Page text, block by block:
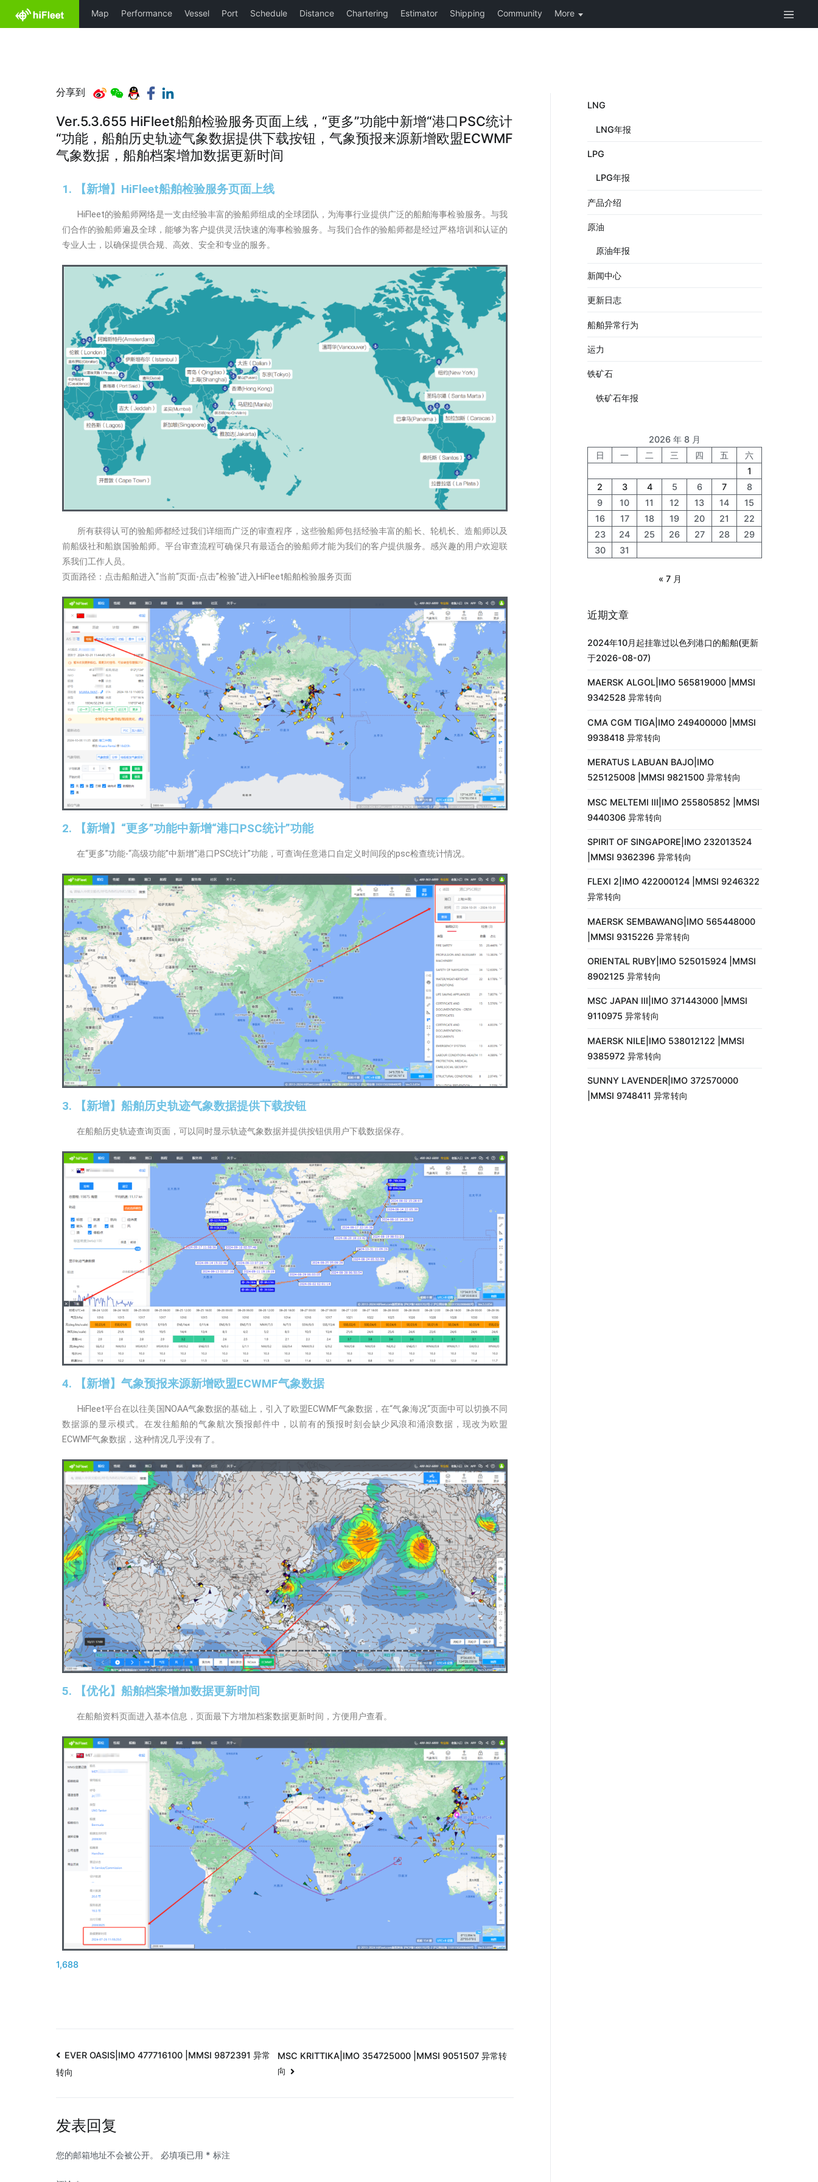
分享到
Ver.5.3.655 HiFleet船舶检验服务页面上线，“更多”功能中新增“港口PSC统计
“功能，船舶历史轨迹气象数据提供下载按钮，气象预报来源新增欧盟ECWMF
气象数据，船舶档案增加数据更新时间
1. 【新增】HiFleet船舶检验服务页面上线
HiFleet的验船师网络是一支由经验丰富的验船师组成的全球团队，为海事行业提供广泛的船舶海事检验服务。与我
们合作的验船师遍及全球，能够为客户提供灵活快速的海事检验服务。与我们合作的验船师都是经过严格培训和认证的
专业人士，以确保提供合规、高效、安全和专业的服务。
所有获得认可的验船师都经过我们详细而广泛的审查程序，这些验船师包括经验丰富的船长、轮机长、造船师以及
前船级社和船旗国验船师。平台审查流程可确保只有最适合的验船师才能为我们的客户提供服务。感兴趣的用户欢迎联
系我们工作人员。
页面路径：点击船舶进入“当前“页面-点击”检验“进入HiFleet船舶检验服务页面
2. 【新增】“更多”功能中新增“港口PSC统计”功能
在“更多”功能-“高级功能”中新增“港口PSC统计”功能，可查询任意港口自定义时间段的psc检查统计情况。
3. 【新增】船舶历史轨迹气象数据提供下载按钮
在船舶历史轨迹查询页面，可以同时显示轨迹气象数据并提供按钮供用户下载数据保存。
4. 【新增】气象预报来源新增欧盟ECWMF气象数据
HiFleet平台在以往美国NOAA气象数据的基础上，引入了欧盟ECWMF气象数据，在“气象海况“页面中可以切换不同
数据源的显示模式。在发往船舶的气象航次预报邮件中，以前有的预报时刻会缺少风浪和涌浪数据，现改为欧盟
ECWMF气象数据，这种情况几乎没有了。
5. 【优化】船舶档案增加数据更新时间
在船舶资料页面进入基本信息，页面最下方增加档案数据更新时间，方便用户查看。
1,688
EVER OASIS|IMO 477716100 |MMSI 9872391 异常
转向
MSC KRITTIKA|IMO 354725000 |MMSI 9051507 异常转
向
发表回复
您的邮箱地址不会被公开。 必填项已用 * 标注
LNG
LNG年报
LPG
LPG年报
产品介绍
原油
原油年报
新闻中心
更新日志
船舶异常行为
运力
铁矿石
铁矿石年报
2026 年 8 月
日
一 二 三 四 五
六
1
2
3 4 5 6 7
8
9
10 11 12 13 14
15
16
17 18 19 20 21
22
23
24 25 26 27 28
29
30
31
« 7 月
近期文章
2024年10月起挂靠过以色列港口的船舶(更新
于2026-08-07)
MAERSK ALGOL|IMO 565819000 |MMSI
9342528 异常转向
CMA CGM TIGA|IMO 249400000 |MMSI
9938418 异常转向
MERATUS LABUAN BAJO|IMO
525125008 |MMSI 9821500 异常转向
MSC MELTEMI III|IMO 255805852 |MMSI
9440306 异常转向
SPIRIT OF SINGAPORE|IMO 232013524
|MMSI 9362396 异常转向
FLEXI 2|IMO 422000124 |MMSI 9246322
异常转向
MAERSK SEMBAWANG|IMO 565448000
|MMSI 9315226 异常转向
ORIENTAL RUBY|IMO 525015924 |MMSI
8902125 异常转向
MSC JAPAN III|IMO 371443000 |MMSI
9110975 异常转向
MAERSK NILE|IMO 538012122 |MMSI
9385972 异常转向
SUNNY LAVENDER|IMO 372570000
|MMSI 9748411 异常转向